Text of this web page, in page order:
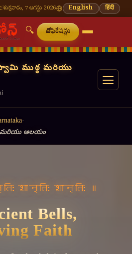
— నేటి దర్శన సమయాలు🔔 నవరాత్రి — 9
శుక్రవారం, 7 ఆగస్టు 2026 English हिंदी
🔍 నోటిఫికేషన్లు
ముఠ్ఠ మరియు
·
మరియు ఆలయం
Bells,
Faith
कुटुम्बकम् ॥
a Lamp,
a Prayer